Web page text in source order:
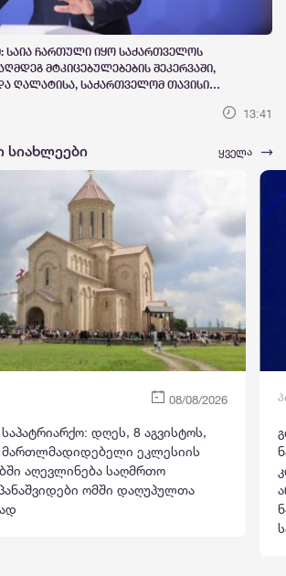
საია ჩართული იყო საქართველოს
მტკიცებულებების შეკერვაში,
ღალატისა, საქართველომ თავისი
13:41
ყველა
08/08/2026
დღეს, 8 აგვისტოს,
ეკლესიის
აღევლინება საღმრთო
ომში დაღუპულთა